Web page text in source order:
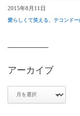
2015年8月11日
愛らしくて笑える、テコンド
アーカイブ